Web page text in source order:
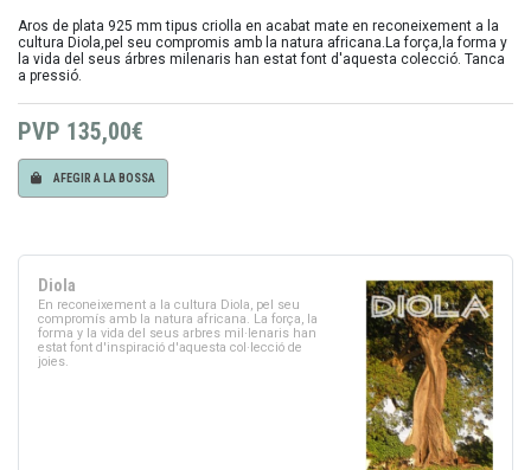
Aros de plata 925 mm tipus criolla en acabat mate en reconeixement a la
cultura Diola,pel seu compromis amb la natura africana.La força,la forma y
la vida del seus árbres milenaris han estat font d'aquesta colecció. Tanca
a pressió.
PVP 135,00€
AFEGIR A LA BOSSA
Diola
En reconeixement a la cultura Diola, pel seu
compromís amb la natura africana. La força, la
forma y la vida del seus arbres mil·lenaris han
estat font d'inspiració d'aquesta col·lecció de
joies.